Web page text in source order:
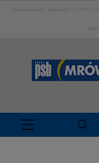
Sklep stacjonarny: Jasińskiego 9, 37-700